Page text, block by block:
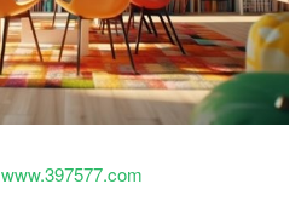
www.397577.com